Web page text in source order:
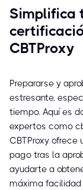
Simplifica
CBTProxy
Prepararse y
estresante,
tiempo. Aquí es
expertos como
CBTProxy ofrece
pago tras la
ayudarte a
máxima facilidad